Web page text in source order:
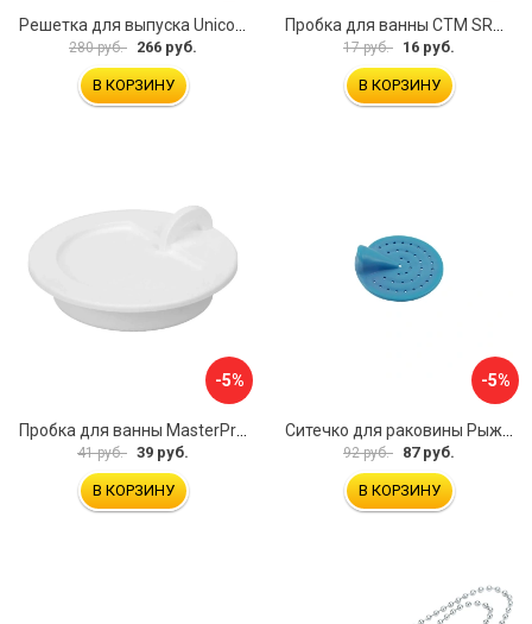
280 руб. 266 руб.
В КОРЗИНУ
17 руб. 16 руб.
В КОРЗИНУ
-5%
41 руб. 39 руб.
В КОРЗИНУ
-5%
92 руб. 87 руб.
В КОРЗИНУ